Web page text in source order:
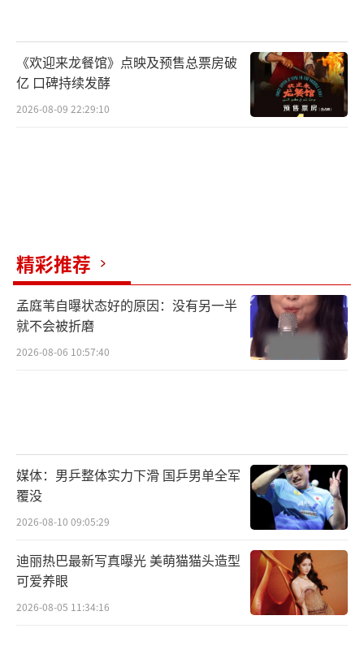
人气与实力演员云集强强联合阵容期待感
拉满
随着剧组官宣杀青，主演阵容随之出炉，
演员人气实力兼具。该剧还是在拍摄阶段，便
因其强大的演员阵容吸引了不少网友的目光，
不仅拥有吴谨言、王星越、陈鑫海、梁永棋、
《欢迎来龙餐馆》点映及预售总票房破
亿 口碑持续发酵
2026-08-09 22:29:10
精彩推荐
孟庭苇自曝状态好的原因：没有另一半
就不会被折磨
2026-08-06 10:57:40
媒体：男乒整体实力下滑 国乒男单全军
覆没
2026-08-10 09:05:29
迪丽热巴最新写真曝光 美萌猫猫头造型
可爱养眼
2026-08-05 11:34:16